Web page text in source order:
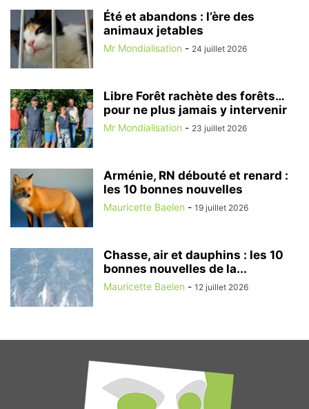
Été et abandons : l’ère des
animaux jetables
Mr Mondialisation - 24 juillet 2026
Libre Forêt rachète des forêts…
pour ne plus jamais y intervenir
Mr Mondialisation - 23 juillet 2026
Arménie, RN débouté et renard :
les 10 bonnes nouvelles
Mauricette Baelen - 19 juillet 2026
Chasse, air et dauphins : les 10
bonnes nouvelles de la...
Mauricette Baelen - 12 juillet 2026